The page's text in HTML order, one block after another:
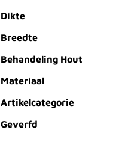
Dikte
Breedte
Behandeling Hout
Materiaal
Artikelcategorie
Geverfd